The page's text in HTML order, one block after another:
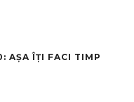
AȘA ÎȚI FACI TIMP